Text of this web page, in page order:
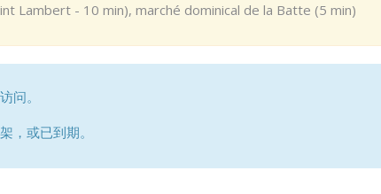
Lambert - 10 min), marché dominical de la Batte (5 min)
问。
，或已到期。